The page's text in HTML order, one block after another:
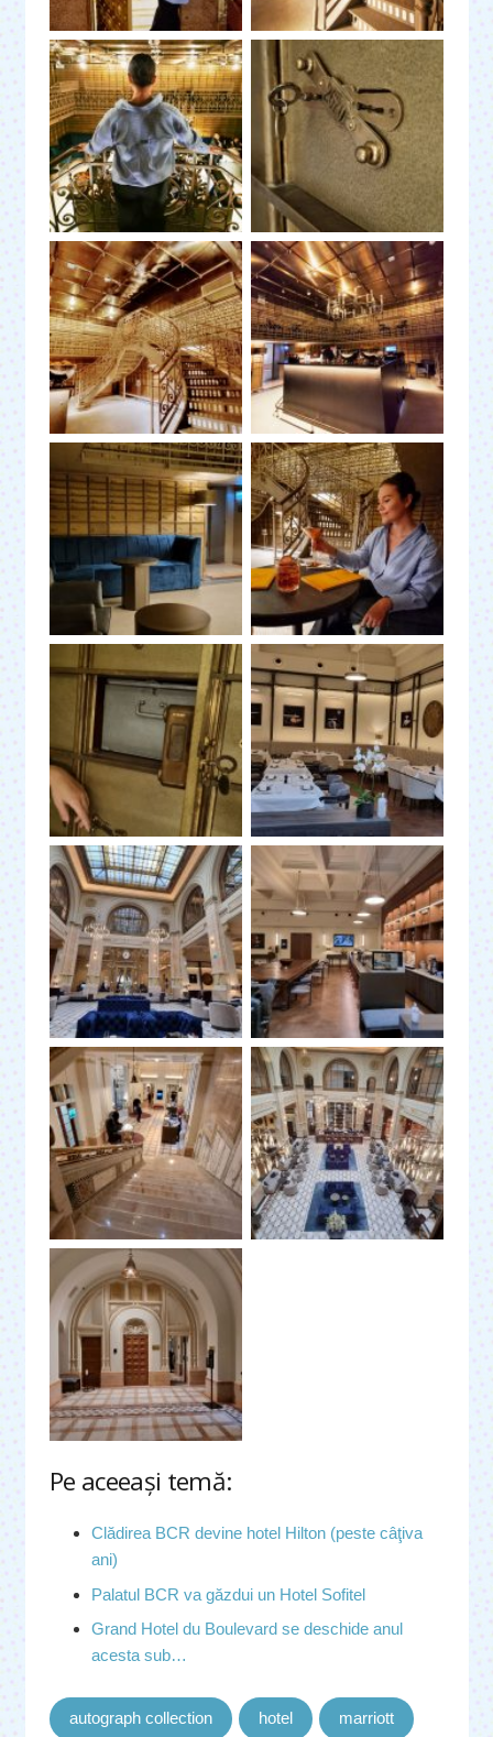
Pe aceeaşi temă:
Clădirea BCR devine hotel Hilton (peste câţiva
ani)
Palatul BCR va găzdui un Hotel Sofitel
Grand Hotel du Boulevard se deschide anul
acesta sub…
autograph collection hotel marriott